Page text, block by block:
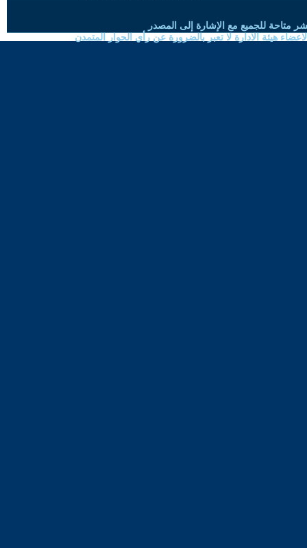
متاحة للجميع مع الإشارة إلى المصدر
هيئة الادارة لا تعبر بالضرورة عن رأي الحوار المتمدن